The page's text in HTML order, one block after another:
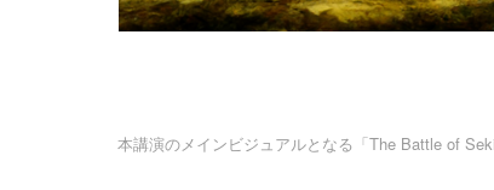
本講演のメインビジュアルとなる「The Battle of